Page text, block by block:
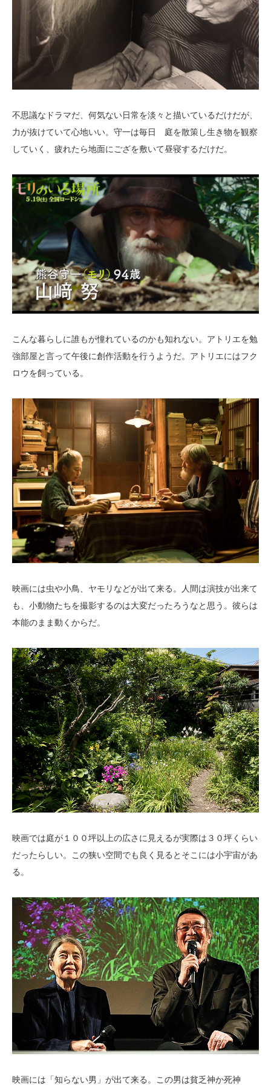
不思議なドラマだ、何気ない日常を淡々と描いているだけだが、
力が抜けていて心地いい。守一は毎日 庭を散策し生き物を観察
していく、疲れたら地面にござを敷いて昼寝するだけだ。
こんな暮らしに誰もが憧れているのかも知れない。アトリエを勉
強部屋と言って午後に創作活動を行うようだ。アトリエにはフク
ロウを飼っている。
映画には虫や小鳥、ヤモリなどが出て来る。人間は演技が出来て
も、小動物たちを撮影するのは大変だったろうなと思う。彼らは
本能のまま動くからだ。
映画では庭が１００坪以上の広さに見えるが実際は３０坪くらい
だったらしい。この狭い空間でも良く見るとそこには小宇宙があ
る。
映画には「知らない男」が出て来る。この男は貧乏神か死神